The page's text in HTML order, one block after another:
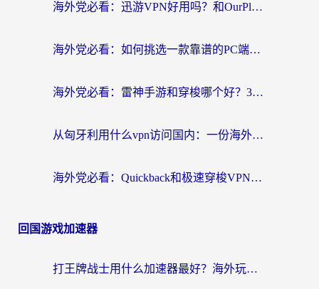
海外党必看：迅游VPN好用吗？和OurPlay VPN对比哪个回国效果更好？附真实体验测评
海外党必看：如何挑选一款靠谱的PC端VPN，让回国冲浪不再卡顿
海外党必看：雷神手游和穿梭哪个好？3步教你选对回国加速器（附实测对比）
从匈牙利用什么vpn访问国内：一份海外游子的网络归乡指南
海外党必看：Quickback和极速穿梭VPN好用吗？3步选对回国加速器实现无缝刷国内资源
回国游戏加速器
打王牌战士用什么加速器最好？海外玩家的终极选择指南